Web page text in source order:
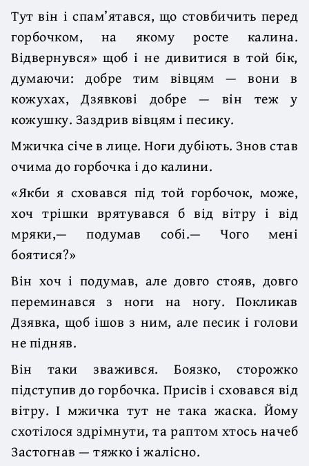
Тут він і спам’ятався, що стовбичить перед
горбочком, на якому росте калина.
Відвернувся» щоб і не дивитися в той бік,
думаючи: добре тим вівцям — вони в
кожухах, Дзявкові добре — він теж у
кожушку. Заздрив вівцям і песику.
Мжичка січе в лице. Ноги дубіють. Знов став
очима до горбочка і до калини.
«Якби я сховався під той горбочок, може,
хоч трішки врятувався б від вітру і від
мряки,— подумав собі.— Чого мені
боятися?»
Він хоч і подумав, але довго стояв, довго
переминався з ноги на ногу. Покликав
Дзявка, щоб ішов з ним, але песик і голови
не підняв.
Він таки зважився. Боязко, сторожко
підступив до горбочка. Присів і сховався від
вітру. І мжичка тут не така жаска. Йому
схотілося здрімнути, та раптом хтось начеб
Застогнав — тяжко і жалісно.